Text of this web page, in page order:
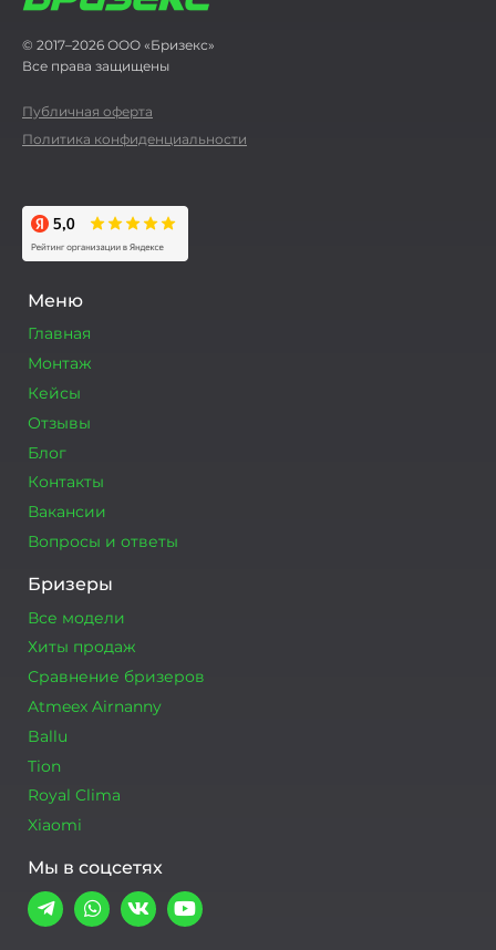
© 2017–2026 ООО «Бризекс»
Все права защищены
Публичная оферта
Политика конфиденциальности
Меню
Главная
Монтаж
Кейсы
Отзывы
Блог
Контакты
Вакансии
Вопросы и ответы
Бризеры
Все модели
Хиты продаж
Сравнение бризеров
Atmeex Airnanny
Ballu
Tion
Royal Clima
Xiaomi
Мы в соцсетях